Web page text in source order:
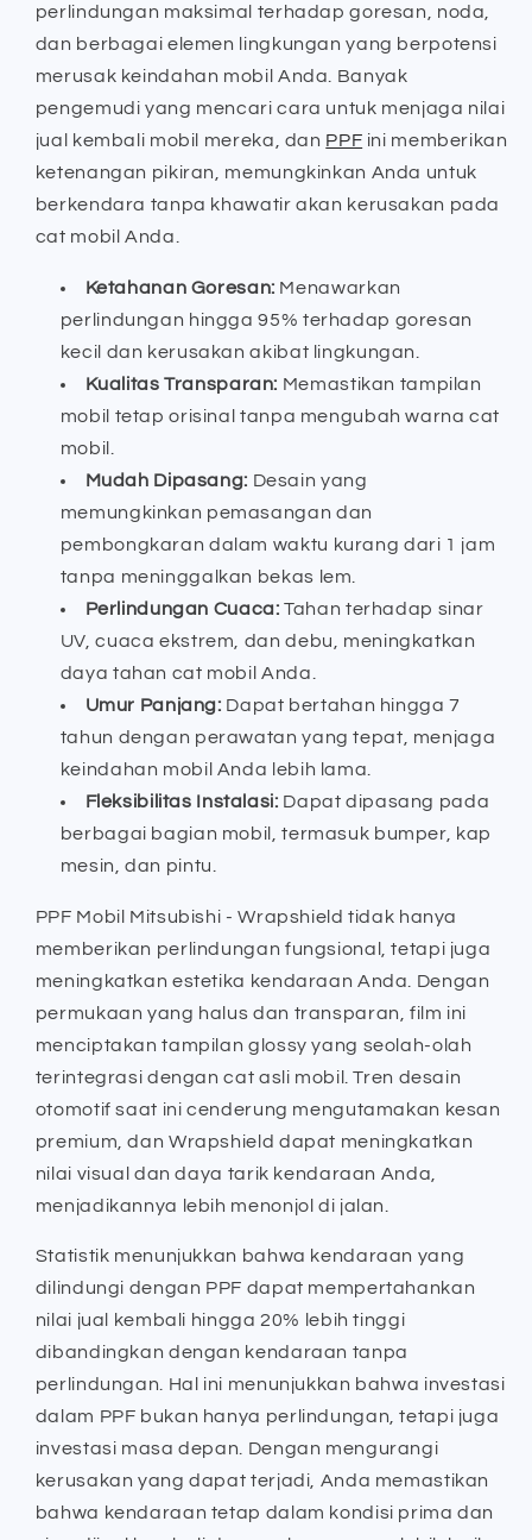
perlindungan maksimal terhadap goresan, noda,
dan berbagai elemen lingkungan yang berpotensi
merusak keindahan mobil Anda. Banyak
pengemudi yang mencari cara untuk menjaga nilai
jual kembali mobil mereka, dan PPF ini memberikan
ketenangan pikiran, memungkinkan Anda untuk
berkendara tanpa khawatir akan kerusakan pada
cat mobil Anda.
Ketahanan Goresan: Menawarkan
perlindungan hingga 95% terhadap goresan
kecil dan kerusakan akibat lingkungan.
Kualitas Transparan: Memastikan tampilan
mobil tetap orisinal tanpa mengubah warna cat
mobil.
Mudah Dipasang: Desain yang
memungkinkan pemasangan dan
pembongkaran dalam waktu kurang dari 1 jam
tanpa meninggalkan bekas lem.
Perlindungan Cuaca: Tahan terhadap sinar
UV, cuaca ekstrem, dan debu, meningkatkan
daya tahan cat mobil Anda.
Umur Panjang: Dapat bertahan hingga 7
tahun dengan perawatan yang tepat, menjaga
keindahan mobil Anda lebih lama.
Fleksibilitas Instalasi: Dapat dipasang pada
berbagai bagian mobil, termasuk bumper, kap
mesin, dan pintu.
PPF Mobil Mitsubishi - Wrapshield tidak hanya
memberikan perlindungan fungsional, tetapi juga
meningkatkan estetika kendaraan Anda. Dengan
permukaan yang halus dan transparan, film ini
menciptakan tampilan glossy yang seolah-olah
terintegrasi dengan cat asli mobil. Tren desain
otomotif saat ini cenderung mengutamakan kesan
premium, dan Wrapshield dapat meningkatkan
nilai visual dan daya tarik kendaraan Anda,
menjadikannya lebih menonjol di jalan.
Statistik menunjukkan bahwa kendaraan yang
dilindungi dengan PPF dapat mempertahankan
nilai jual kembali hingga 20% lebih tinggi
dibandingkan dengan kendaraan tanpa
perlindungan. Hal ini menunjukkan bahwa investasi
dalam PPF bukan hanya perlindungan, tetapi juga
investasi masa depan. Dengan mengurangi
kerusakan yang dapat terjadi, Anda memastikan
bahwa kendaraan tetap dalam kondisi prima dan